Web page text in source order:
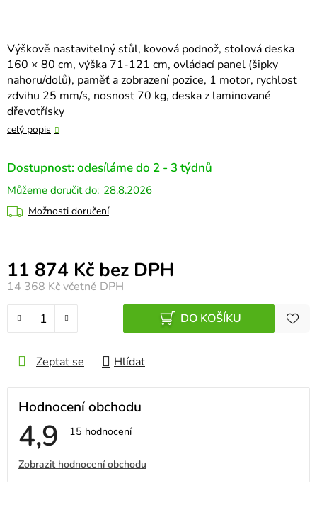
Výškově nastavitelný stůl, kovová podnož, stolová deska
160 × 80 cm, výška 71-121 cm, ovládací panel (šipky
nahoru/dolů), paměť a zobrazení pozice, 1 motor, rychlost
zdvihu 25 mm/s, nosnost 70 kg, deska z laminované
dřevotřísky
celý popis
Dostupnost: odesíláme do 2 - 3 týdnů
28.8.2026
Možnosti doručení
14 368 Kčvčetně DPH
11 874 Kč bez DPH
Měrná cena:
DO KOŠÍKU
Zeptat se Hlídat
Hodnocení obchodu
4,9 Průměrné
je
hvězdiček.
15 hodnocení
V
ý
p
Zobrazit hodnocení obchodu